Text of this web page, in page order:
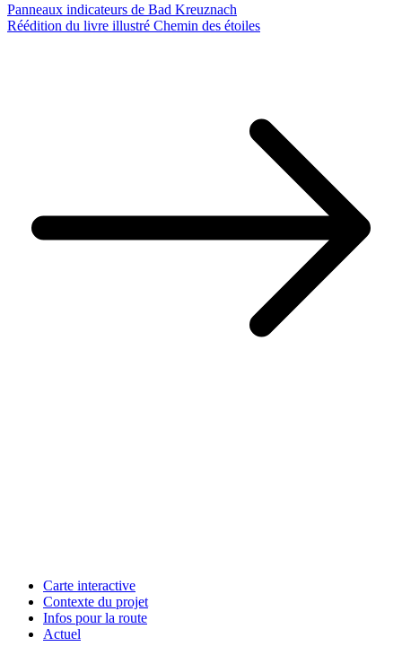
Panneaux indicateurs de Bad Kreuznach
Réédition du livre illustré Chemin des étoiles
Carte interactive
Contexte du projet
Infos pour la route
Actuel